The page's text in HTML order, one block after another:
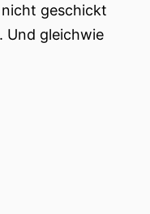
geschickt
Und gleichwie